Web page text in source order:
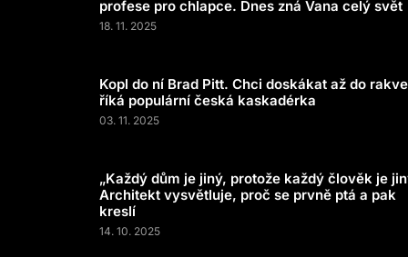
profese pro chlapce. Dnes zná Vana celý svět
18. 11. 2025
Kopl do ní Brad Pitt. Chci doskákat až do
říká populární česká kaskadérka
03. 11. 2025
„Každý dům je jiný, protože každý člověk je
Architekt vysvětluje, proč se prvně ptá a pak
kreslí
14. 10. 2025